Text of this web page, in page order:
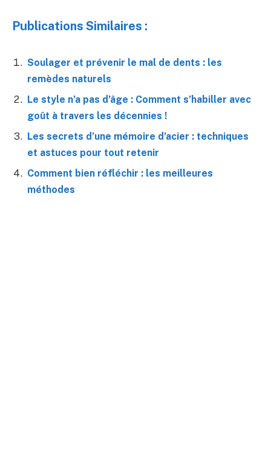
Publications Similaires :
Soulager et prévenir le mal de dents : les
remèdes naturels
Le style n’a pas d’âge : Comment s’habiller avec
goût à travers les décennies !
Les secrets d’une mémoire d’acier : techniques
et astuces pour tout retenir
Comment bien réfléchir : les meilleures
méthodes